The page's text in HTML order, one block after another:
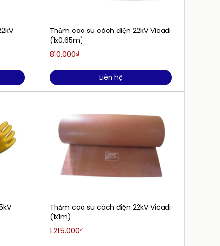
Thảm cao su cách điện 22kV Vicadi
(1x0.65m)
810.000₫
Liên hệ
Thảm cao su cách điện 22kV Vicadi
(1x1m)
1.215.000₫